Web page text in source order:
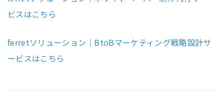
ビスはこちら
ferretソリューション｜BtoBマーケティング戦略設計サ
ービスはこちら